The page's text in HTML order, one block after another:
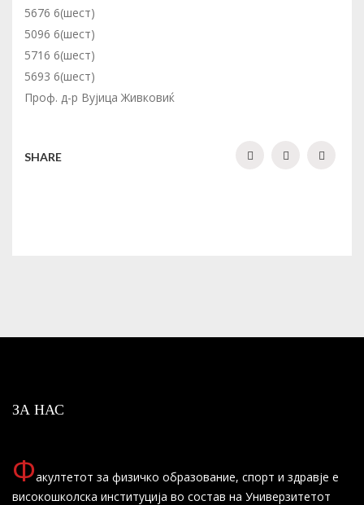
5676 6(шест)
5096 6(шест)
5716 6(шест)
5693 6(шест)
Проф. д-р Вујица Живковиќ
SHARE
ЗА НАС
Факултетот за физичко образование, спорт и здравје е
високошколска институција во состав на Универзитетот